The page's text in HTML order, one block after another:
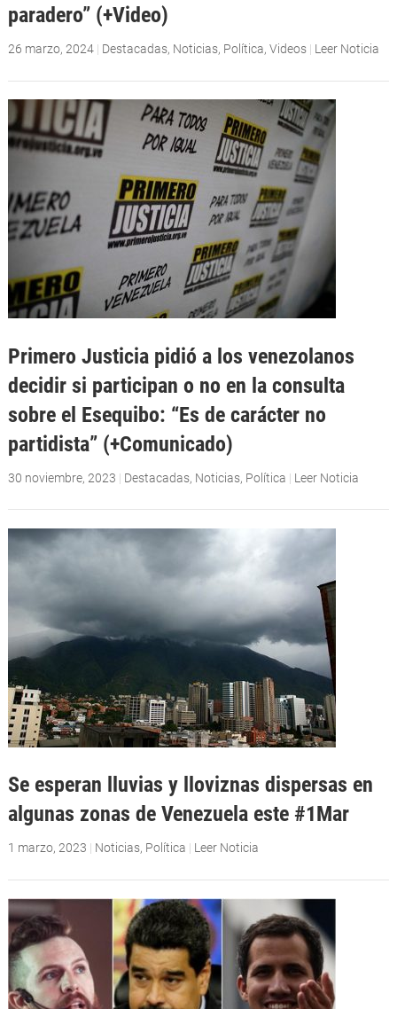
paradero” (+Video)
26 marzo, 2024| Destacadas, Noticias, Política, Videos | Leer Noticia
Primero Justicia pidió a los venezolanos
decidir si participan o no en la consulta
sobre el Esequibo: “Es de carácter no
partidista” (+Comunicado)
30 noviembre, 2023 | Destacadas, Noticias, Política | Leer Noticia
Se esperan lluvias y lloviznas dispersas en
algunas zonas de Venezuela este #1Mar
1 marzo, 2023 | Noticias, Política | Leer Noticia